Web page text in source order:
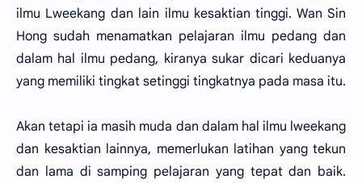
ilmu Lweekang dan lain ilmu kesaktian tinggi. Wan Sin
Hong sudah menamatkan pelajaran ilmu pedang dan
dalam hal ilmu pedang, kiranya sukar dicari keduanya
yang memiliki tingkat setinggi tingkatnya pada masa itu.
Akan tetapi ia masih muda dan dalam hal ilmu lweekang
dan kesaktian lainnya, memerlukan latihan yang tekun
dan lama di samping pelajaran yang tepat dan baik.